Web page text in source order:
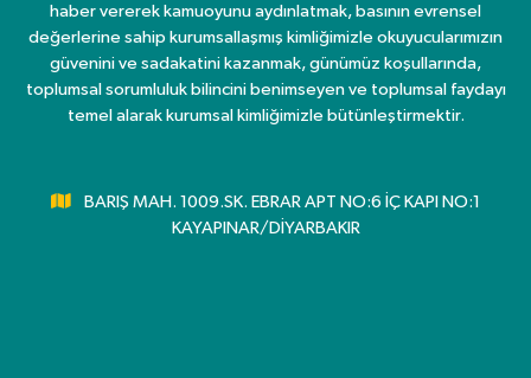
haber vererek kamuoyunu aydınlatmak, basının evrensel
değerlerine sahip kurumsallaşmış kimliğimizle okuyucularımızın
güvenini ve sadakatini kazanmak, günümüz koşullarında,
toplumsal sorumluluk bilincini benimseyen ve toplumsal faydayı
temel alarak kurumsal kimliğimizle bütünleştirmektir.
BARIŞ MAH. 1009.SK. EBRAR APT NO:6 İÇ KAPI NO:1
KAYAPINAR/DİYARBAKIR